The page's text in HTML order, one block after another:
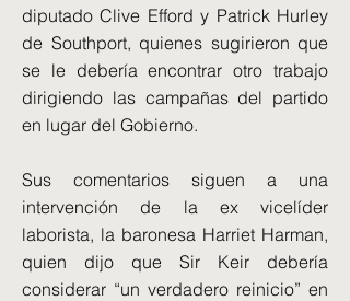
diputado Clive Efford y Patrick Hurley
de Southport, quienes sugirieron que
se le debería encontrar otro trabajo
dirigiendo las campañas del partido
en lugar del Gobierno.
Sus comentarios siguen a una
intervención de la ex vicelíder
laborista, la baronesa Harriet Harman,
quien dijo que Sir Keir debería
considerar “un verdadero reinicio” en